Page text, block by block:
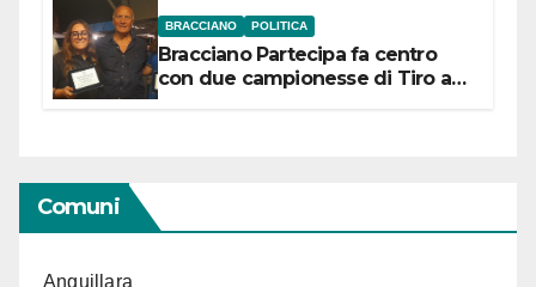
BRACCIANO POLITICA
Bracciano Partecipa fa centro
con due campionesse di Tiro a
Comuni
Anguillara